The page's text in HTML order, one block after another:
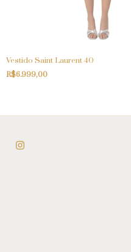
Vestido Saint Laurent 40
R$6.999,00